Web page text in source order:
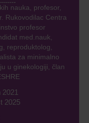
nauka, profesor,
Rukovodilac Centra
profesor
med.nauk,
reproduktolog,
za minimalno
u ginekologiji, član
2025